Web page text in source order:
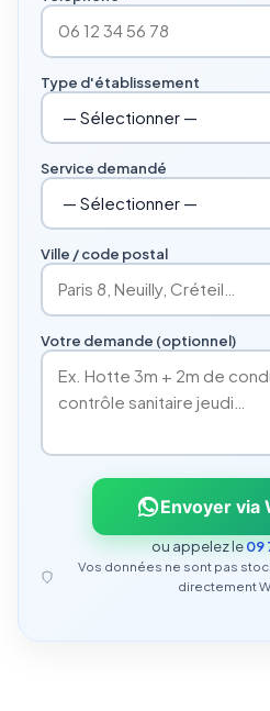
Type d'établissement
Service demandé
Ville / code postal
Votre demande (optionnel)
Envoyer via
ou appelez le09
Vos données ne sont pas
directement